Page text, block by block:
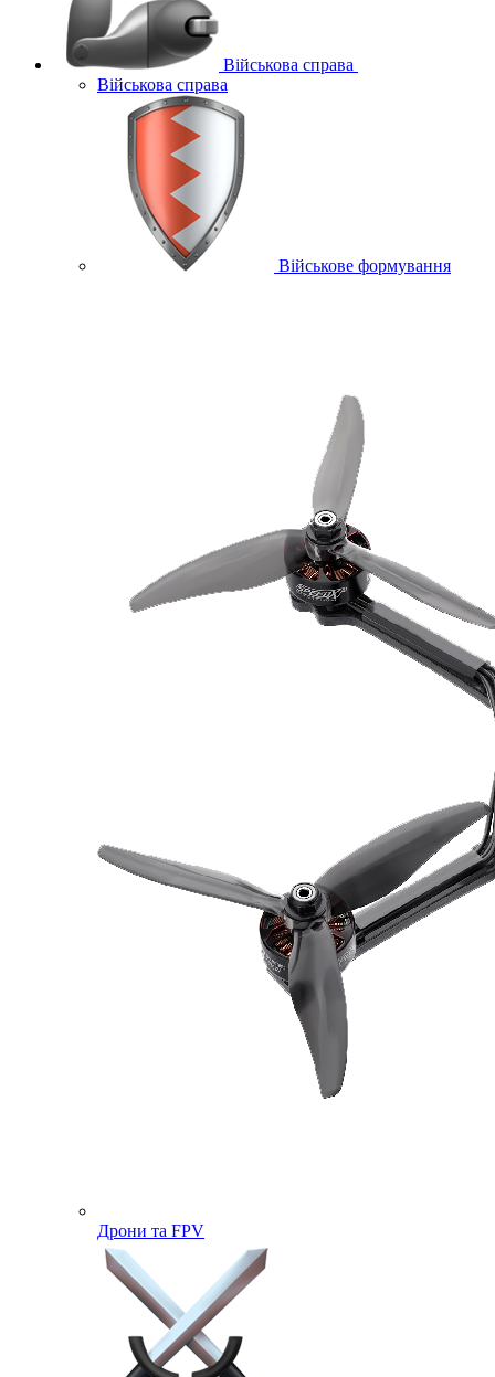
Військова справа
Військова справа
Військове формування
Дрони та FPV